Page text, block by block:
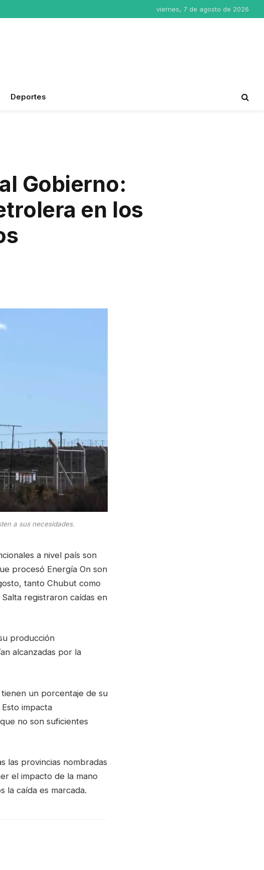
viernes, 7 de agosto de 2026
Deportes
Gobierno:
en los
a sus necesidades.
a nivel país son
procesó Energía On son
tanto Chubut como
registraron caídas en
producción
alcanzadas por la
un porcentaje de su
impacta
no son suficientes
las provincias nombradas
el impacto de la mano
la caída es marcada.